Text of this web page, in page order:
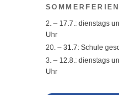
SOMMERFERIEN
2. – 17.7.: dienstags
Uhr
20. – 31.7: Schule
3. – 12.8.: dienstags
Uhr